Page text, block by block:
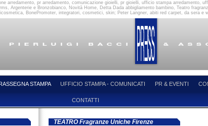
arredamento, pr arredamento, comunicazione gioielli, pr gioielli, ufficio stampa
Argenterie e Bronzobianco, Novità Home, Detta Dada abbigliamento bambino, Teatro
BonePromoter, integratori, cosmetici, skin; Peter Langner, abiti red carpet, da sera e
STAMPA UFFICIO STAMPA - COMUNICATI PR & EVENTI
CONTATTI
TEATRO Fragranze Uniche Firenze